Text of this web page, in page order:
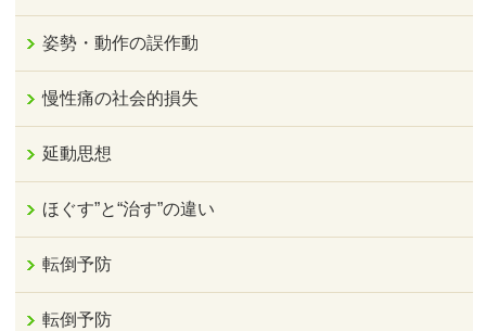
姿勢・動作の誤作動
慢性痛の社会的損失
延動思想
ほぐす”と“治す”の違い
転倒予防
転倒予防